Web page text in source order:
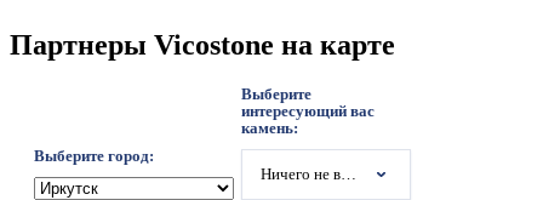
Партнеры Vicostone на карте
Выберите город:
Выберите
интересующий вас
камень:
Ничего не выбрано